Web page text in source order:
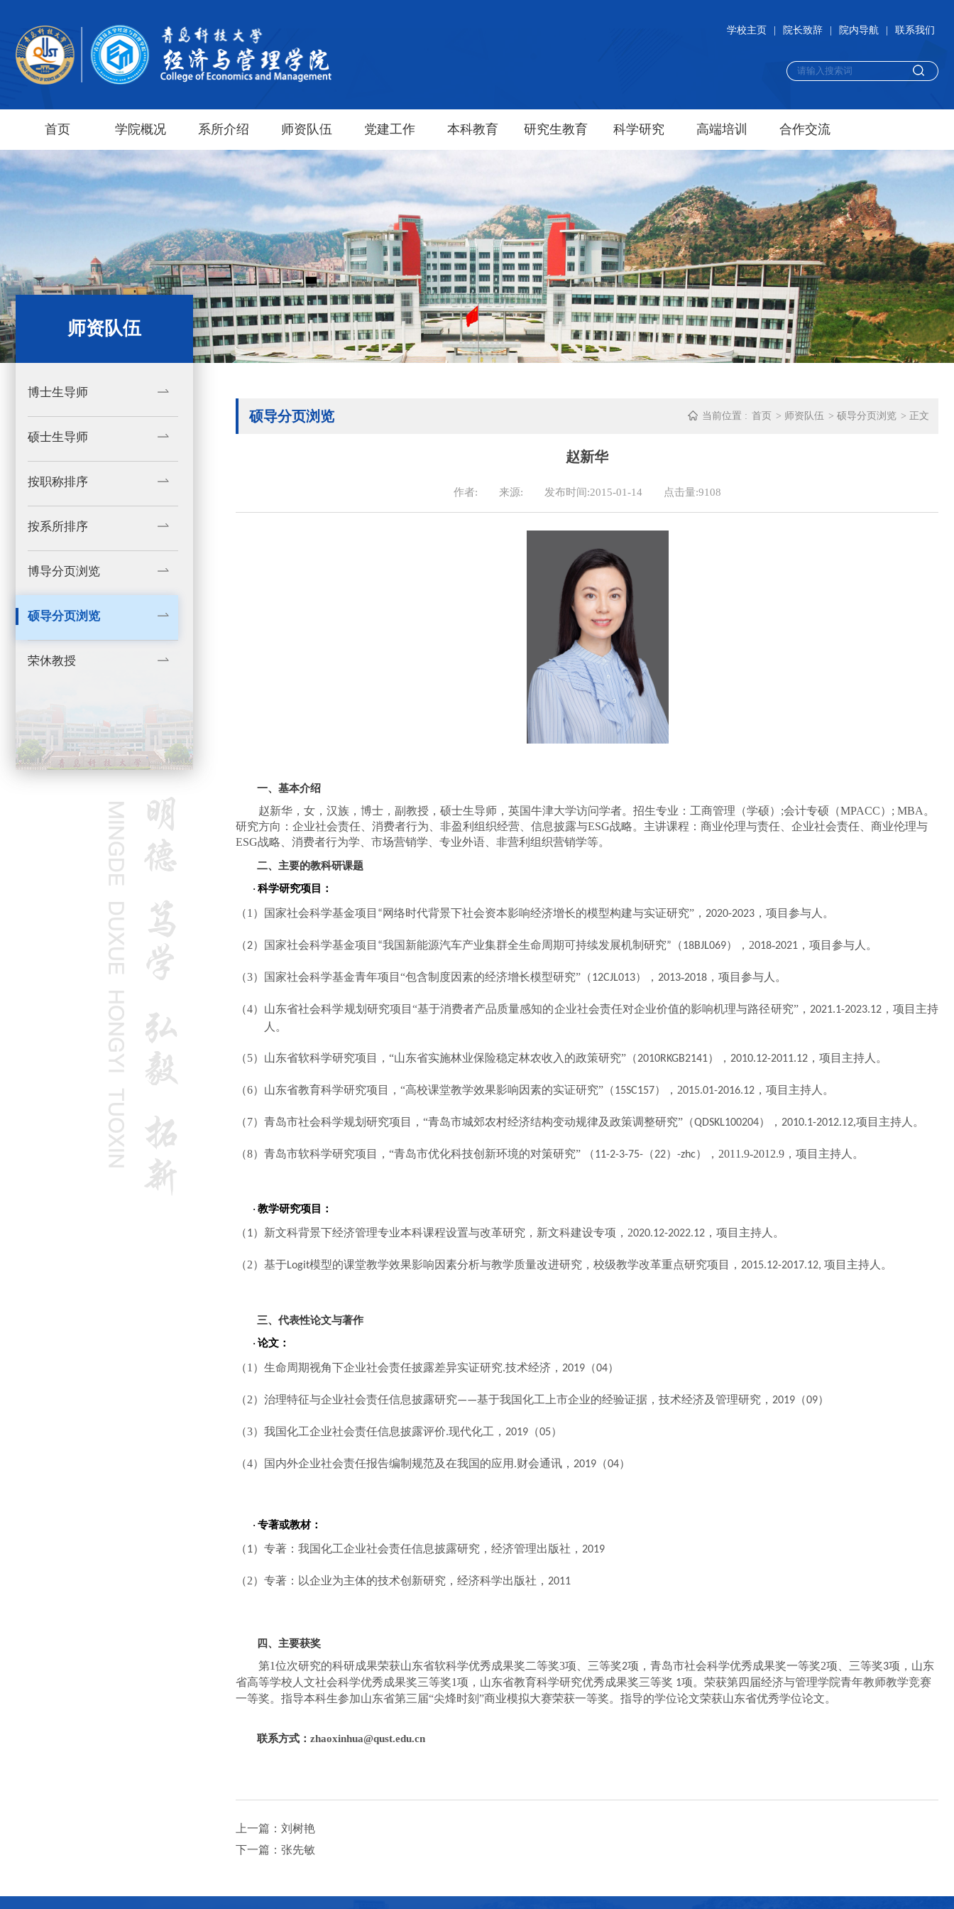
学校主页 院长致辞 院内导航 联系我们
首页 学院概况 系所介绍 师资队伍 党建工作 本科教育 研究生教育 科学研究 高端培训 合作交流
师资队伍
博士生导师
硕士生导师
按职称排序
按系所排序
博导分页浏览
硕导分页浏览
荣休教授
硕导分页浏览 当前位置 : 首页 > 师资队伍 > 硕导分页浏览 > 正文
赵新华
作者: 来源: 发布时间:2015-01-14 点击量:9108
一、基本介绍
赵新华，女，汉族，博士，副教授，硕士生导师，英国牛津大学访问学者。招生专业：工商管理（学硕）;会计专硕（MPACC）; MBA。
研究方向：企业社会责任、消费者行为、非盈利组织经营、信息披露与ESG战略。主讲课程：商业伦理与责任、企业社会责任、商业伦理与
ESG战略、消费者行为学、市场营销学、专业外语、非营利组织营销学等。
二、主要的教科研课题
· 科学研究项目：
（1 ） 国家社会科学基金项目 “网络时代背景下社会资本影响经济增长的模型构建与实证研究”， 2020-2023 ，项目参与人。
（2） 国家社会科学基金项目 “我国新能源汽车产业集群全生命周期可持续发展机制研究” （18BJL069）， 2018-2021 ，项目参与人 。
（3）国家社会科学基金青年项目“包含制度因素的经济增长模型研究”（12CJL013）， 2013-2018 ，项目参与人。
（4）山东省社会科学规划研究项目“基于消费者产品质量感知的企业社会责任对企业价值的影响机理与路径研究”， 2021.1-2023.12，项目主持
人。
（5）山东省软科学研究项目，“山东省实施林业保险稳定林农收入的政策研究”（2010RKGB2141）， 2010.12-2011.12 ，项目主持人。
（6） 山东省教育科学研究项目 ， “高校课堂教学效果影响因素的实证研究” （15SC157）， 2015.01-2016.12 ， 项目主持人。
（7）青岛市社会科学规划研究项目，“青岛市城郊农村经济结构变动规律及政策调整研究”（QDSKL100204）， 2010.1-2012.12,项目主持人。
（8）青岛市软科学研究项目，“青岛市优化科技创新环境的对策研究” （11-2-3-75- （22） -zhc）， 2011.9-2012.9 ，项目主持人。
· 教学研究项目：
（1）新文科背景下经济管理专业本科课程设置与改革研究，新文科建设专项， 2020.12-2022.12 ，项目主持人。
（2） 基于Logit模型的课堂教学效果影响因素分析与教学质量改进研究 ，校级教学改革重点研究项目， 2015.12-2017.12, 项目主持人 。
三、代表性论文与著作
· 论文：
（1 ） 生命周期视角下企业社会责任披露差异实证研究.技术经济， 2019 （04）
（2） 治理特征与企业社会责任信息披露研究——基于我国化工上市企业的经验证据 ， 技术经济及管理研究， 2019 （09）
（3） 我国化工企业社会责任信息披露评价.现代化工， 2019 （05）
（4） 国内外企业社会责任报告编制规范及在我国的应用 .财会通讯， 2019 （04）
· 专著或教材：
（1）专著： 我国化工企业社会责任信息披露研究 ， 经济管理出版社， 2019
（2）专著：以企业为主体的技术创新研究，经济科学出版社， 2011
四、主要获奖
第1位次研究的科研成果荣获山东省软科学优秀成果奖二等奖3项、三等奖2项， 青岛市社会科学优秀成果奖一等奖2项、三等奖3项， 山东
省高等学校人文社会科学优秀成果奖三等奖1项，山东省教育科学研究优秀成果奖三等奖 1项。 荣获第四届经济与管理学院青年教师教学竞赛
一等奖。指导本科生参加山东省第三届“尖烽时刻”商业模拟大赛荣获一等奖。 指导的学位论文荣获山东省优秀学位论文。
联系方式： zhaoxinhua@qust.edu.cn
上一篇：刘树艳
下一篇：张先敏